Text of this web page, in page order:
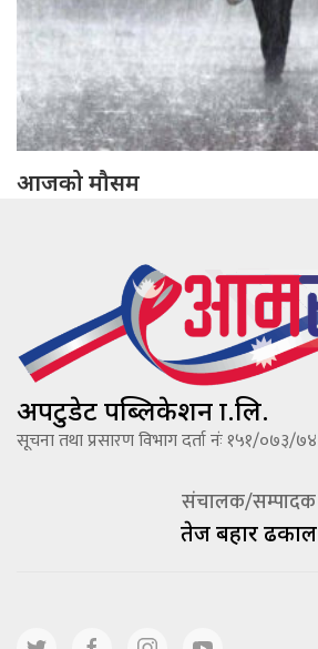
आजको मौसम
अपटुडेट पब्लिकेशन प्रा.लि.
सूचना तथा प्रसारण विभाग दर्ता नंः १५१/०७३/७४
संचालक/सम्पादक
तेज बहादूर ढकाल